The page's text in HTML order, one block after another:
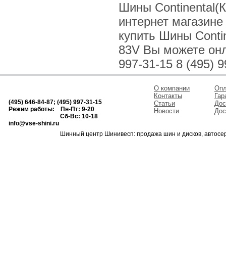
Шины
интернет
купить Шины
83V Вы можете
997-31-15 8 (495)
(495) 646-84-87; (495) 997-31-15
Режим работы: Пн-Пт: 9-20
Сб-Вс: 10-18
info@vse-shini.ru
О компании
Контакты
Статьи
Новости
Шинный центр Шинивесп: продажа шин и дисков,